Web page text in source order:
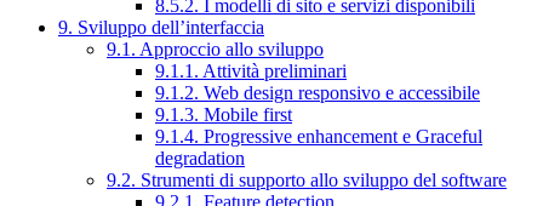
8.5.2. I modelli di sito e servizi disponibili
9. Sviluppo dell’interfaccia
9.1. Approccio allo sviluppo
9.1.1. Attività preliminari
9.1.2. Web design responsivo e accessibile
9.1.3. Mobile first
9.1.4. Progressive enhancement e Graceful
degradation
9.2. Strumenti di supporto allo sviluppo del software
9.2.1. Feature detection